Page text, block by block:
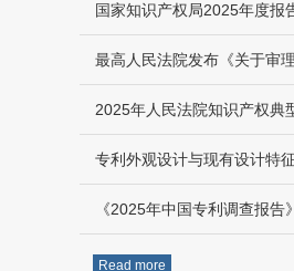
国家知识产权局2025年度报
2025年人民法院知识产权典
专利外观设计与现有设计特
《2025年中国专利调查报告
Read more